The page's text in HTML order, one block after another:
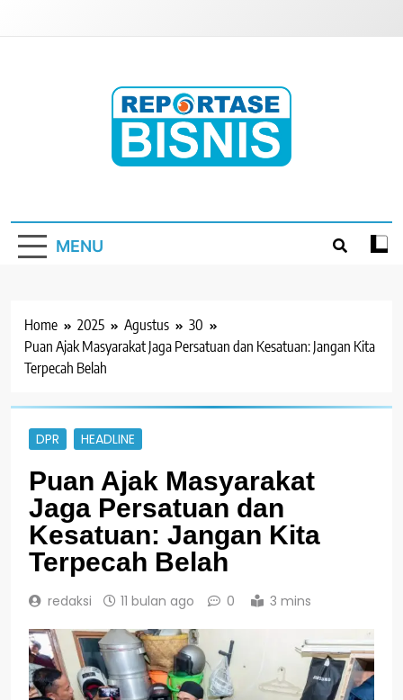
MENU
Home 2025 Agustus
30
Puan Ajak Masyarakat Jaga Persatuan dan Kesatuan: Jangan Kita
Terpecah Belah
DPR HEADLINE
Puan Ajak Masyarakat
Jaga Persatuan dan
Kesatuan: Jangan Kita
Terpecah Belah
redaksi 11 bulan ago 0 3 mins